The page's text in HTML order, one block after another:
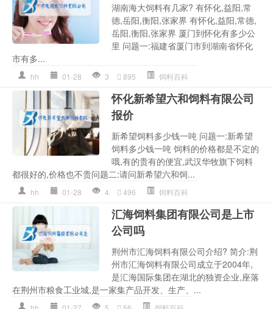
湖南海大饲料有几家? 有怀化,益阳,常
德,岳阳,衡阳,张家界 有怀化,益阳,常德,
岳阳,衡阳,张家界 厦门到怀化有多少公
里 问题一:福建省厦门市到湖南省怀化
市有多...
hh 01-28 3 895 饲料百科
怀化新希望六和饲料有限公司
报价
新希望饲料多少钱一吨 问题一:新希望
饲料多少钱一吨 饲料的价格都是不定的
哦,有的贵有的便宜,武汉华牧旗下饲料
都很好的,价格也不贵问题二:请问新希望六和饲...
hh 01-28 4 496 饲料百科
汇海饲料集团有限公司是上市
公司吗
荆州市汇海饲料有限公司介绍? 简介:荆
州市汇海饲料有限公司成立于2004年,
是汇海国际集团在湖北的独资企业,座落
在荆州市粮食工业城,是一家集产品开发、生产、...